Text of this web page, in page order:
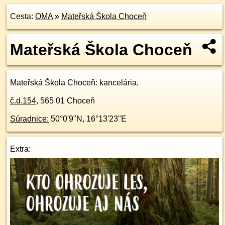
Cesta: OMA» Mateřská Škola Choceň
Mateřská Škola Choceň
Mateřská Škola Choceň: kancelária,
č.d.154, 565 01 Choceň
Súradnice: 50°0'9"N , 16°13'23"E
Extra: